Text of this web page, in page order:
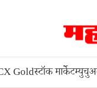
Goldस्टॉक मार्केट